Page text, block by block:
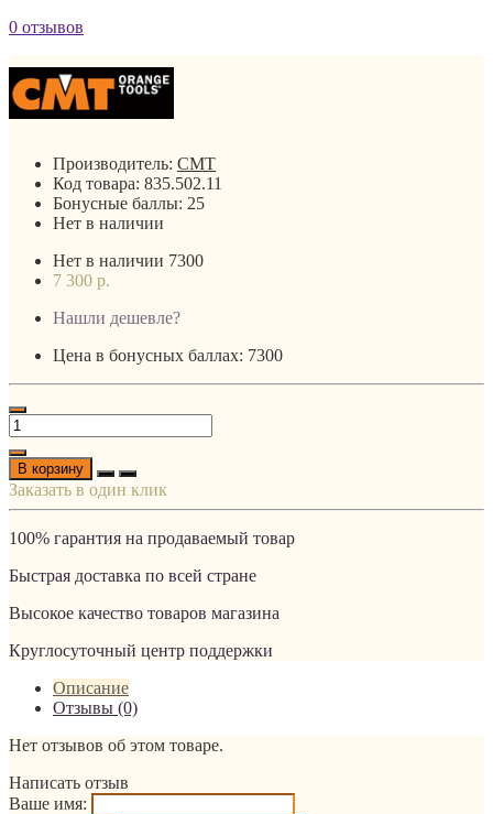
0 отзывов
Производитель: CMT
Код товара: 835.502.11
Бонусные баллы: 25
Нет в наличии
Нет в наличии 7300
7 300 р.
Нашли дешевле?
Цена в бонусных баллах: 7300
В корзину
Заказать в один клик
100% гарантия на продаваемый товар
Быстрая доставка по всей стране
Высокое качество товаров магазина
Круглосуточный центр поддержки
Описание
Отзывы (0)
Нет отзывов об этом товаре.
Написать отзыв
Ваше имя: